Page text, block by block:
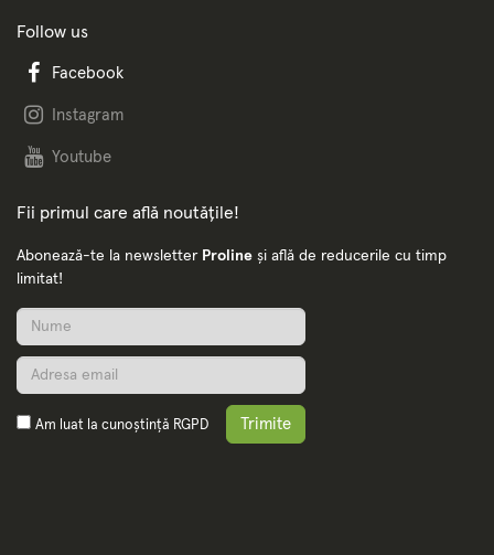
Follow us
Facebook
Instagram
Youtube
Fii primul care află noutățile!
Abonează-te la newsletter Proline și află de reducerile cu timp
limitat!
Am luat la cunoștință RGPD Trimite